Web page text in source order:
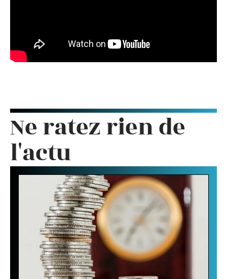
Ne ratez rien de
l'actu